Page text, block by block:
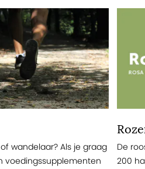
wandelaar? Als je graag
voedingssupplementen
De
200